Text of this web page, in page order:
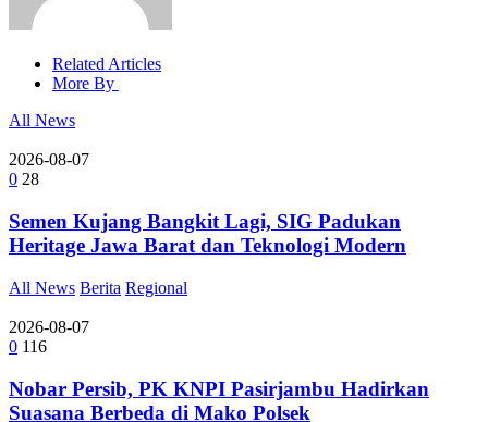
Related Articles
More By
All News
2026-08-07
0 28
Semen Kujang Bangkit Lagi, SIG Padukan
Heritage Jawa Barat dan Teknologi Modern
All News Berita Regional
2026-08-07
0 116
Nobar Persib, PK KNPI Pasirjambu Hadirkan
Suasana Berbeda di Mako Polsek